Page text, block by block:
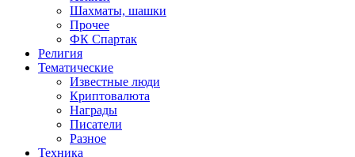
Шахматы, шашки
Прочее
ФК Спартак
Религия
Тематические
Известные люди
Криптовалюта
Награды
Писатели
Разное
Техника